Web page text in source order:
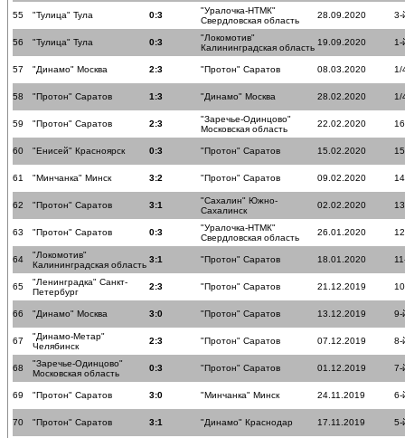
55 "Тулица" Тула 0:3
"Уралочка-НТМК"
Свердловская область
28.09.2020 3-
56 "Тулица" Тула 0:3
"Локомотив"
Калининградская область
19.09.2020 1-
57 "Динамо" Москва 2:3 "Протон" Саратов 08.03.2020 1/
58 "Протон" Саратов 1:3 "Динамо" Москва 28.02.2020 1/
59 "Протон" Саратов 2:3
"Заречье-Одинцово"
Московская область
22.02.2020
60 "Енисей" Красноярск 0:3 "Протон" Саратов 15.02.2020
61 "Минчанка" Минск 3:2 "Протон" Саратов 09.02.2020
62 "Протон" Саратов 3:1
"Сахалин" Южно-
Сахалинск
02.02.2020
63 "Протон" Саратов 0:3
"Уралочка-НТМК"
Свердловская область
26.01.2020
64
"Локомотив"
Калининградская область
3:1 "Протон" Саратов 18.01.2020
65
"Ленинградка" Санкт-
Петербург
2:3 "Протон" Саратов 21.12.2019
66 "Динамо" Москва 3:0 "Протон" Саратов 13.12.2019 9-
67
"Динамо-Метар"
Челябинск
2:3 "Протон" Саратов 07.12.2019 8-
68
"Заречье-Одинцово"
Московская область
0:3 "Протон" Саратов 01.12.2019 7-
69 "Протон" Саратов 3:0 "Минчанка" Минск 24.11.2019 6-
70 "Протон" Саратов 3:1 "Динамо" Краснодар 17.11.2019 5-